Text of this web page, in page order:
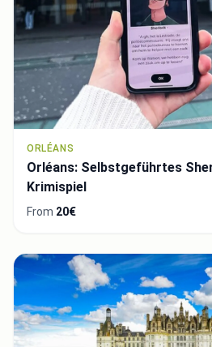
ORLÉANS
Orléans: Selbstgeführtes
Krimispiel
From 20€